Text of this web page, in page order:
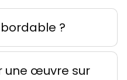
?
une œuvre sur